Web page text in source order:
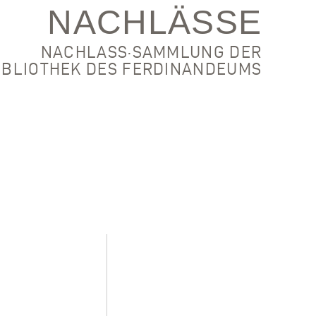
NACHLÄSSE
NACHLASS·SAMMLUNG DER
DES FERDINANDEUMS